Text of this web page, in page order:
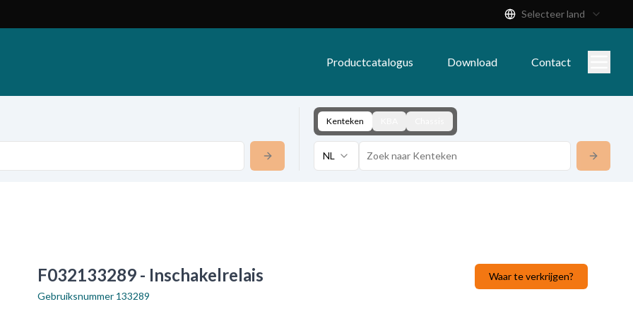
Selecteer land
Productcatalogus Download Contact
Kenteken
NL
F032133289 - Inschakelrelais
Waar te verkrijgen?
Gebruiksnummer 133289